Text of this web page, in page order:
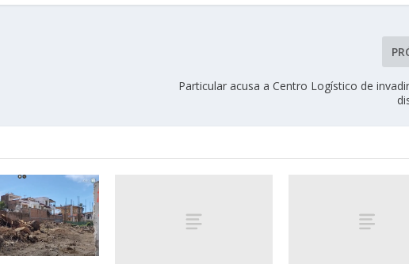
Particular acusa a Centro Logístico de